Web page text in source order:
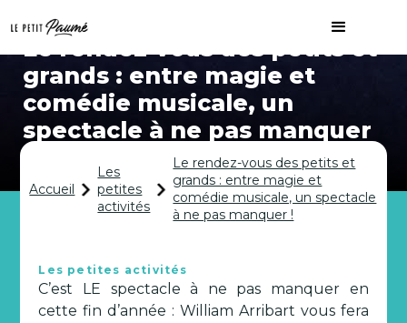
Le rendez-vous des petits et
grands : entre magie et
comédie musicale, un
spectacle à ne pas manquer
Accueil
Les
petites
activités
Le rendez-vous des petits et
grands : entre magie et
comédie musicale, un spectacle
à ne pas manquer !
Les petites activités
C’est LE spectacle à ne pas manquer en
cette fin d’année : William Arribart vous fera